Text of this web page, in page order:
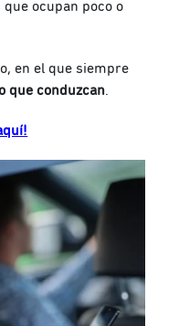
ocupan poco o
en el que siempre
que conduzcan.